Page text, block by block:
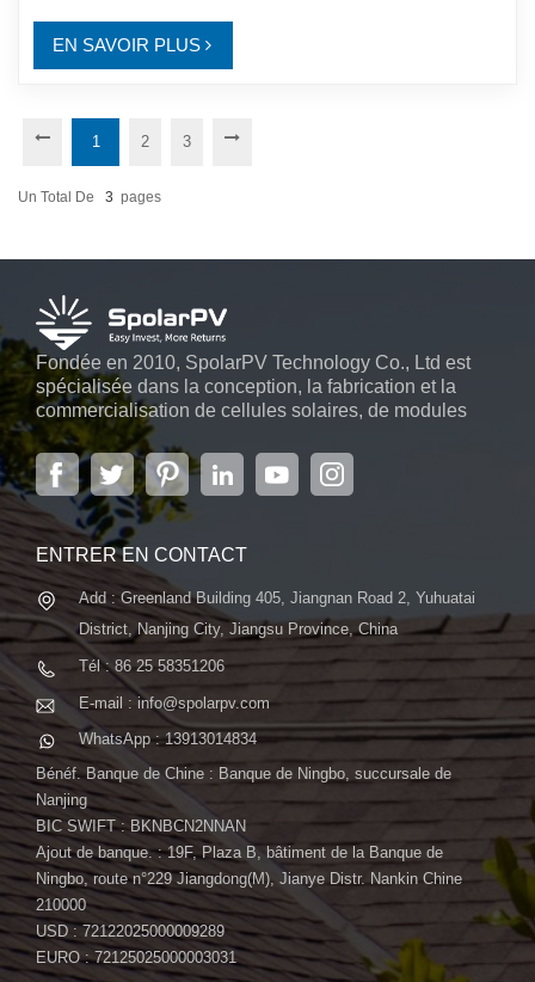
EN SAVOIR PLUS
1 2 3
Un Total De 3 Pages
Fondée en 2010, SpolarPV Technology Co., Ltd est
spécialisée dans la conception, la fabrication et la
commercialisation de cellules solaires, de modules
solaires et de systèmes d'énergie solaire. L'entreprise,
située dans la capitale de la province du Jiangsu, à
Nanjing, s'étendant sur 6 000 m2, dispose de
systèmes automatiques avancés...
ENTRER EN CONTACT
Add : Greenland Building 405, Jiangnan Road 2, Yuhuatai
District, Nanjing City, Jiangsu Province, China
Tél : 86 25 58351206
E-mail : info@spolarpv.com
WhatsApp : 13913014834
Bénéf. Banque de Chine : Banque de Ningbo, succursale de
Nanjing
BIC SWIFT : BKNBCN2NNAN
Ajout de banque. : 19F, Plaza B, bâtiment de la Banque de
Ningbo, route n°229 Jiangdong(M), Jianye Distr. Nankin Chine
210000
USD : 72122025000009289
EURO : 72125025000003031